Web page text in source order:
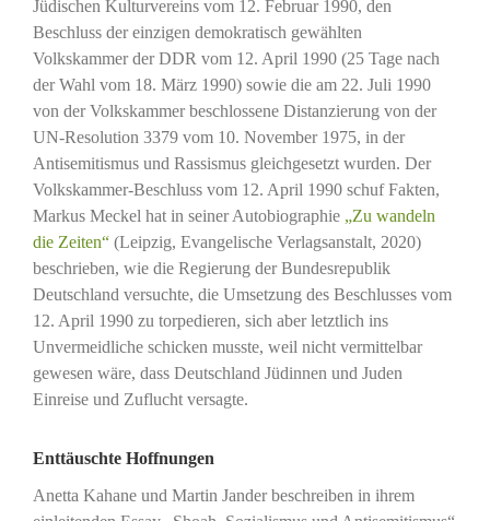
Jüdischen Kulturvereins vom 12. Februar 1990, den
Beschluss der einzigen demokratisch gewählten
Volkskammer der DDR vom 12. April 1990 (25 Tage nach
der Wahl vom 18. März 1990) sowie die am 22. Juli 1990
von der Volkskammer beschlossene Distanzierung von der
UN-Resolution 3379 vom 10. November 1975, in der
Antisemitismus und Rassismus gleichgesetzt wurden. Der
Volkskammer-Beschluss vom 12. April 1990 schuf Fakten,
Markus Meckel hat in seiner Autobiographie „Zu wandeln
die Zeiten“(Leipzig, Evangelische Verlagsanstalt, 2020)
beschrieben, wie die Regierung der Bundesrepublik
Deutschland versuchte, die Umsetzung des Beschlusses vom
12. April 1990 zu torpedieren, sich aber letztlich ins
Unvermeidliche schicken musste, weil nicht vermittelbar
gewesen wäre, dass Deutschland Jüdinnen und Juden
Einreise und Zuflucht versagte.
Enttäuschte Hoffnungen
Anetta Kahane und Martin Jander beschreiben in ihrem